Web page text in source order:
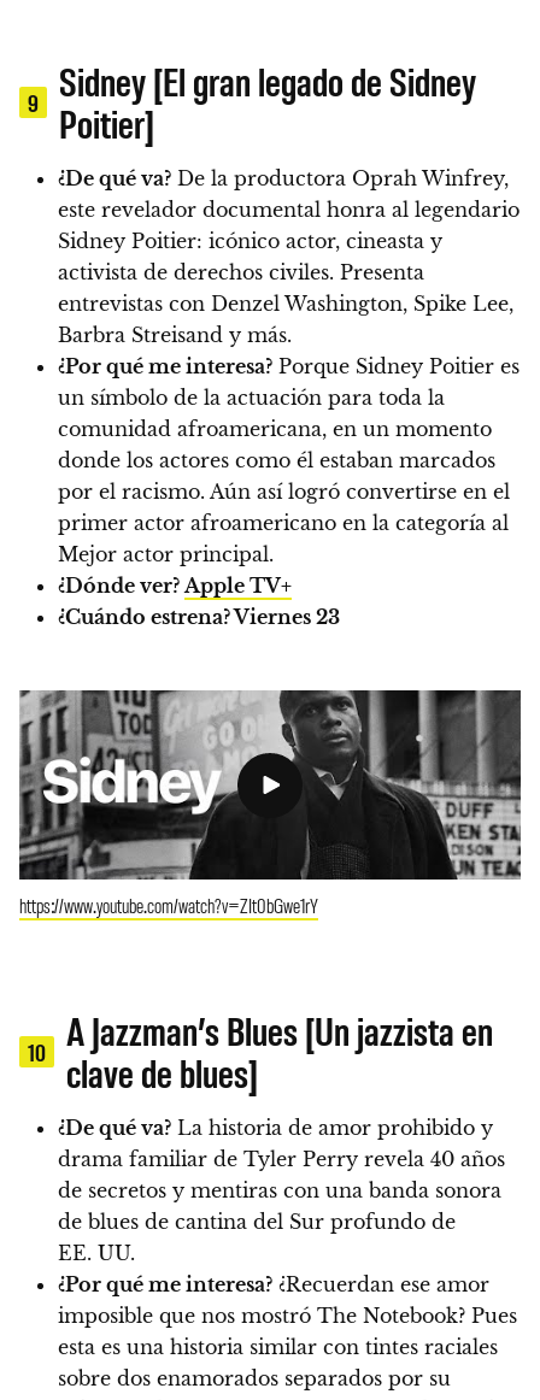
9
Sidney [El gran legado de Sidney
Poitier]
¿De qué va? De la productora Oprah Winfrey,
este revelador documental honra al legendario
Sidney Poitier: icónico actor, cineasta y
activista de derechos civiles. Presenta
entrevistas con Denzel Washington, Spike Lee,
Barbra Streisand y más.
¿Por qué me interesa? Porque Sidney Poitier es
un símbolo de la actuación para toda la
comunidad afroamericana, en un momento
donde los actores como él estaban marcados
por el racismo. Aún así logró convertirse en el
primer actor afroamericano en la categoría al
Mejor actor principal.
¿Dónde ver? Apple TV+
¿Cuándo estrena?Viernes 23
https://www.youtube.com/watch?v=ZIt0bGwe1rY
10
A Jazzman’s Blues [Un jazzista en
clave de blues]
¿De qué va? La historia de amor prohibido y
drama familiar de Tyler Perry revela 40 años
de secretos y mentiras con una banda sonora
de blues de cantina del Sur profundo de
EE. UU.
¿Por qué me interesa? ¿Recuerdan ese amor
imposible que nos mostró The Notebook? Pues
esta es una historia similar con tintes raciales
sobre dos enamorados separados por su